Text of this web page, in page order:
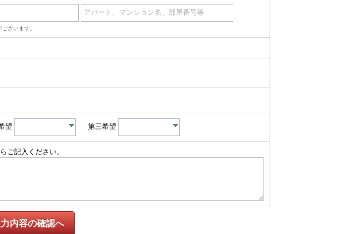
アパート、マンション名、部屋番号等
ざいます。
望 第三希望
ご記入ください。
内容の確認へ